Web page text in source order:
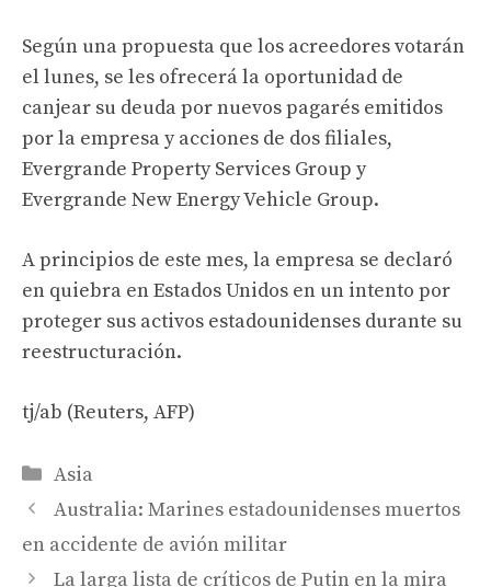
Según una propuesta que los acreedores votarán
el lunes, se les ofrecerá la oportunidad de
canjear su deuda por nuevos pagarés emitidos
por la empresa y acciones de dos filiales,
Evergrande Property Services Group y
Evergrande New Energy Vehicle Group.
A principios de este mes, la empresa se declaró
en quiebra en Estados Unidos en un intento por
proteger sus activos estadounidenses durante su
reestructuración.
tj/ab (Reuters, AFP)
Categories
Asia
Australia: Marines estadounidenses muertos
en accidente de avión militar
La larga lista de críticos de Putin en la mira